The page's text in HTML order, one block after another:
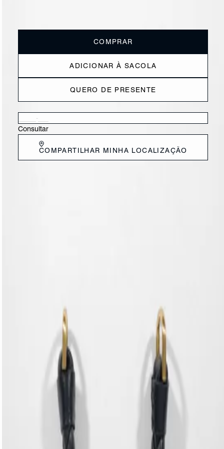
COMPRAR
ADICIONAR À SACOLA
QUERO DE PRESENTE
Consultar
COMPARTILHAR MINHA LOCALIZAÇÃO
DEVOLUÇÃO DO PRODUTO